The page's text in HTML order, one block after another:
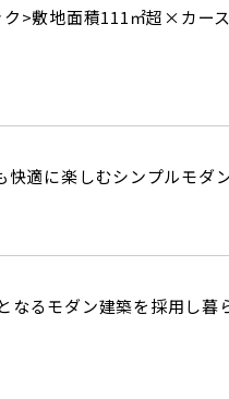
>敷地面積111㎡超×カー
快適に楽しむシンプルモダ
なるモダン建築を採用し暮